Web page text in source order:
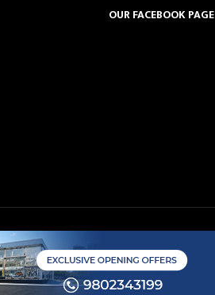
OUR FACEBOOK PAGE
075-76
Learning Technologies